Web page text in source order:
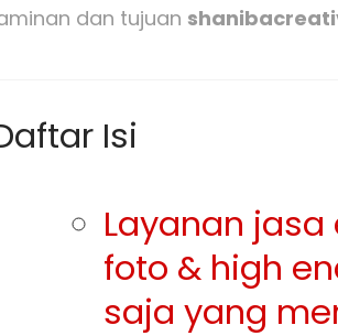
dan tujuan
Isi
Layanan
foto & high
saja yang